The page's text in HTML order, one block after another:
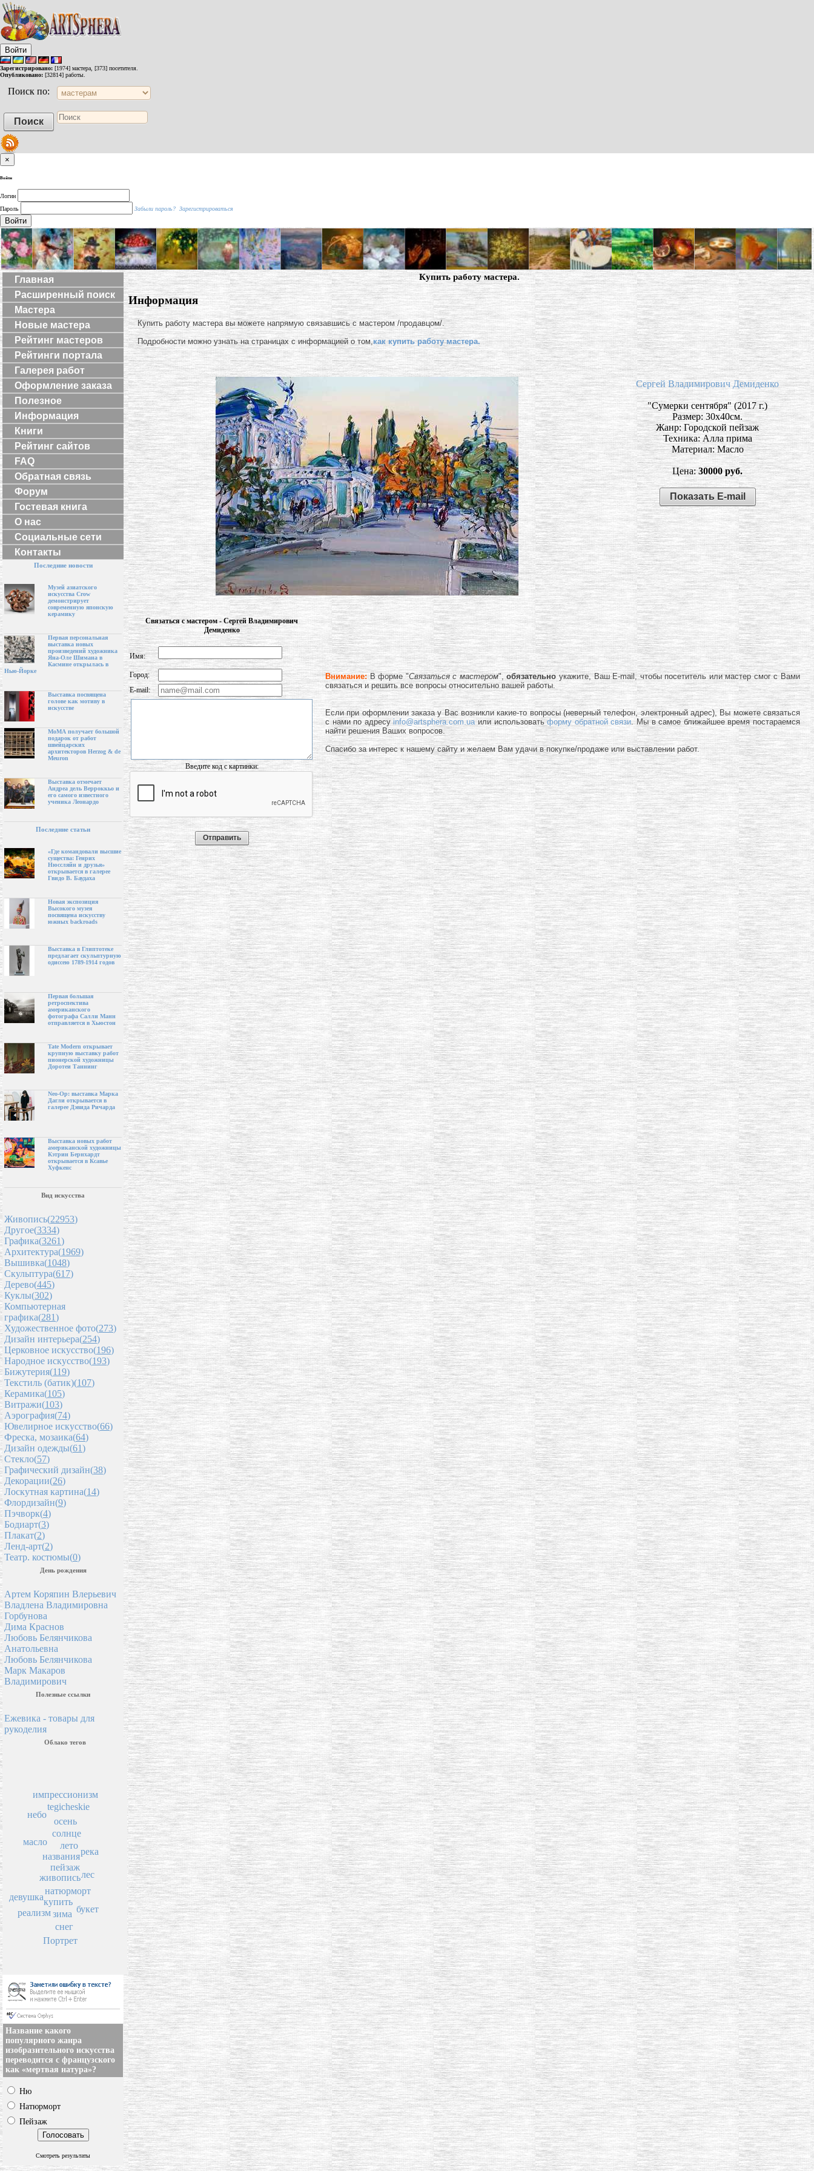
Войти
Зарегистрировано: [1974] мастера, [373] посетителя.
Опубликовано: [32814] работы.
Поиск по:
×
Войти
Логин
Пароль
Забыли пароль? Зарегистрироваться
Войти
Главная
Расширенный поиск
Мастера
Новые мастера
Рейтинг мастеров
Рейтинги портала
Галерея работ
Оформление заказа
Полезное
Информация
Книги
Рейтинг сайтов
FAQ
Обратная связь
Форум
Гостевая книга
О нас
Социальные сети
Контакты
Последние новости
Музей азиатского
искусства Crow
демонстрирует
современную японскую
керамику
Первая персональная
выставка новых
произведений художника
Яна-Оле Шимана в
Касмине открылась в
Нью-Йорке
Выставка посвящена
голове как мотиву в
искусстве
МоМА получает большой
подарок от работ
швейцарских
архитекторов Herzog & de
Meuron
Выставка отмечает
Андреа дель Верроккьо и
его самого известного
ученика Леонардо
Последние статьи
«Где командовали высшие
существа: Генрих
Нюссляйн и друзья»
открывается в галерее
Гвидо В. Баудаха
Новая экспозиция
Высокого музея
посвящена искусству
южных backroads
Выставка в Глиптотеке
предлагает скульптурную
одиссею 1789-1914 годов
Первая большая
ретроспектива
американского
фотографа Салли Манн
отправляется в Хьюстон
Tate Modern открывает
крупную выставку работ
пионерской художницы
Доротеи Таннинг
Neo-Op: выставка Марка
Дагли открывается в
галерее Дэвида Ричарда
Выставка новых работ
американской художницы
Кэтрин Бернхардт
открывается в Ксавье
Хуфкенс
Вид искусства
Живопись(22953)
Другое(3334)
Графика(3261)
Архитектура(1969)
Вышивка(1048)
Скульптура(617)
Дерево(445)
Куклы(302)
Компьютерная
графика(281)
Художественное фото(273)
Дизайн интерьера(254)
Церковное искусство(196)
Народное искусство(193)
Бижутерия(119)
Текстиль (батик)(107)
Керамика(105)
Витражи(103)
Аэрография(74)
Ювелирное искусство(66)
Фреска, мозаика(64)
Дизайн одежды(61)
Стекло(57)
Графический дизайн(38)
Декорации(26)
Лоскутная картина(14)
Флордизайн(9)
Пэчворк(4)
Бодиарт(3)
Плакат(2)
Ленд-арт(2)
Театр. костюмы(0)
День рождения
Артем Коряпин Влерьевич
Владлена Владимировна
Горбунова
Дима Краснов
Любовь Белянчикова
Анатольевна
Любовь Белянчикова
Марк Макаров
Владимирович
Полезные ссылки
Ежевика - товары для
рукоделия
Облако тегов
пейзаж
названия
живопись
лето
натюрморт
купить
солнце
лес
зима
осень
букет
масло
река
снег
tegicheskie
реализм
небо
импрессионизм
Портрет
девушка
Название какого
популярного жанра
изобразительного искусства
переводится с французского
как «мертвая натура»?
Ню
Натюрморт
Пейзаж
Смотреть результаты
Купить работу мастера.
Информация
Купить работу мастера вы можете напрямую связавшись с мастером /продавцом/.
Подробности можно узнать на страницах с информацией о том,как купить работу мастера.
Сергей Владимирович Демиденко
"Сумерки сентября" (2017 г.)
Размер: 30х40см.
Жанр: Городской пейзаж
Техника: Алла прима
Материал: Масло
Цена:30000 руб.
Показать E-mail
Связаться с мастером - Сергей Владимирович
Демиденко
Внимание:В форме "Связаться с мастером",обязательноукажите, Ваш E-mail, чтобы посетитель или мастер смог с Вами
связаться и решить все вопросы относительно вашей работы.
Если при оформлении заказа у Вас возникли какие-то вопросы (неверный телефон, электронный адрес), Вы можете связаться
с нами по адресуinfo@artsphera.com.uaили использоватьформу обратной связи. Мы в самое ближайшее время постараемся
найти решения Ваших вопросов.
Спасибо за интерес к нашему сайту и желаем Вам удачи в покупке/продаже или выставлении работ.
Имя:
Город:
E-mail:
Введите код с картинки: